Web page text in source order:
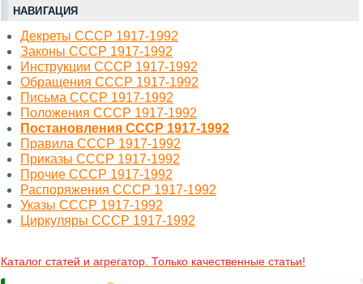
НАВИГАЦИЯ
Декреты СССР 1917-1992
Законы СССР 1917-1992
Инструкции СССР 1917-1992
Обращения СССР 1917-1992
Письма СССР 1917-1992
Положения СССР 1917-1992
Постановления СССР 1917-1992
Правила СССР 1917-1992
Приказы СССР 1917-1992
Прочие СССР 1917-1992
Распоряжения СССР 1917-1992
Указы СССР 1917-1992
Циркуляры СССР 1917-1992
Каталог статей и агрегатор. Только качественные статьи!